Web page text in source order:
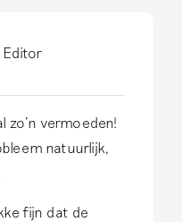
Editor
zo'n vermoeden!
natuurlijk,
fijn dat de